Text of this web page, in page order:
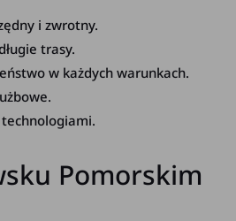
i zwrotny.
trasy.
w każdych warunkach.
technologiami.
Pomorskim